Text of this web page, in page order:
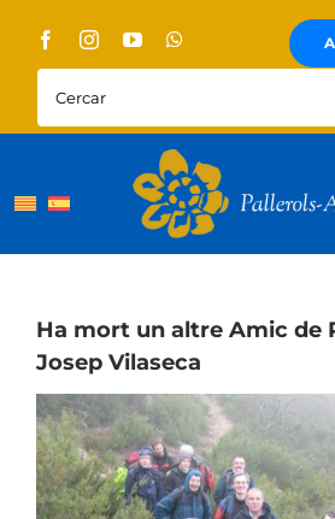
content
Cercar:
Sobre Nosaltres
Pallerols
Visites guiades
Rutes
Territori i cultura
Ha mort un altre Amic de
Josep Vilaseca